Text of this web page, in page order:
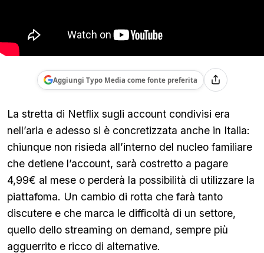
Aggiungi Typo Media come fonte preferita
La stretta di Netflix sugli account condivisi era
nell’aria e adesso si è concretizzata anche in Italia:
chiunque non risieda all’interno del nucleo familiare
che detiene l’account, sarà costretto a pagare
4,99€ al mese o perderà la possibilità di utilizzare la
piattafoma. Un cambio di rotta che farà tanto
discutere e che marca le difficoltà di un settore,
quello dello streaming on demand, sempre più
agguerrito e ricco di alternative.